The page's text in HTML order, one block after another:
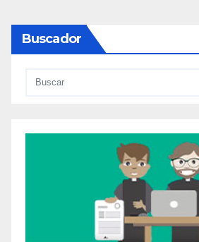
Buscador